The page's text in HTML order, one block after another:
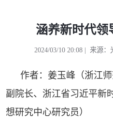
涵养新时代领
2024/03/10 20:08 | 来源
作者：姜玉峰（浙江
副院长、浙江省习近平新
想研究中心研究员）